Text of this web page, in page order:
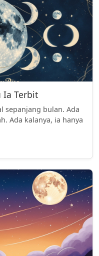
Ia Terbit
sepanjang bulan. Ada
Ada kalanya, ia hanya